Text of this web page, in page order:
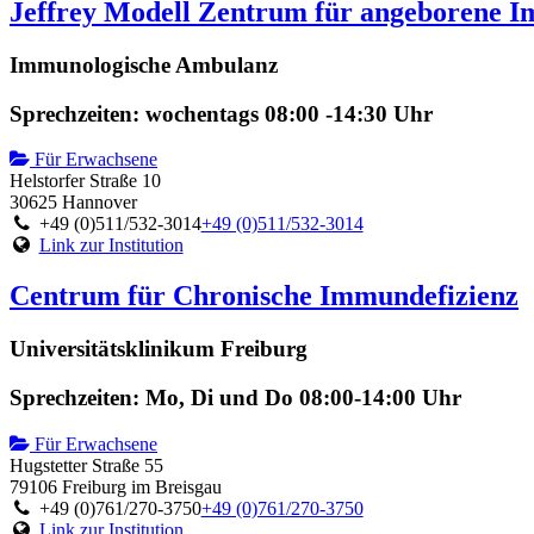
Jeffrey Modell Zentrum für angeborene
Immunologische Ambulanz
Sprechzeiten: wochentags 08:00 -14:30 Uhr
Für Erwachsene
Helstorfer Straße 10
30625 Hannover
+49 (0)511/532-3014+49 (0)511/532-3014
Link zur Institution
Centrum für Chronische Immundefizienz
Universitätsklinikum Freiburg
Sprechzeiten: Mo, Di und Do 08:00-14:00 Uhr
Für Erwachsene
Hugstetter Straße 55
79106 Freiburg im Breisgau
+49 (0)761/270-3750+49 (0)761/270-3750
Link zur Institution